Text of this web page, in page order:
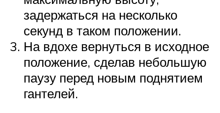
задержаться на несколько
секунд в таком положении.
На вдохе вернуться в исходное
положение, сделав небольшую
паузу перед новым поднятием
гантелей.